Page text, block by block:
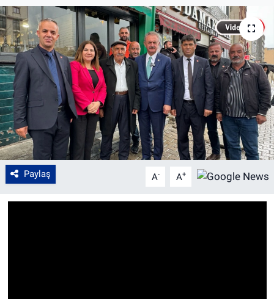
Paylaş A- A+